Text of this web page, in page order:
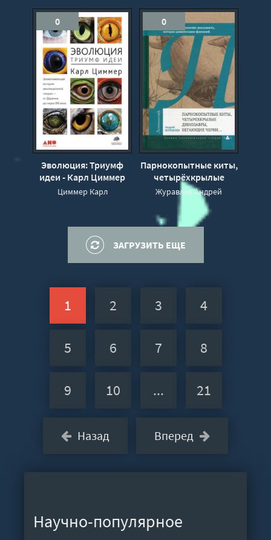
Вячеслав Дубынин
0
Эволюция: Триумф
идеи - Карл Циммер
Циммер Карл
0
Парнокопытные киты,
четырёхкрылые
динозавры, бегающие
черви... - Андрей
Журавлёв
Журавлев Андрей
ЗАГРУЗИТЬ ЕЩЕ
Назад
1 2 3 4
5 6 7 8
9 10 ... 21
Вперед
Научно-популярное